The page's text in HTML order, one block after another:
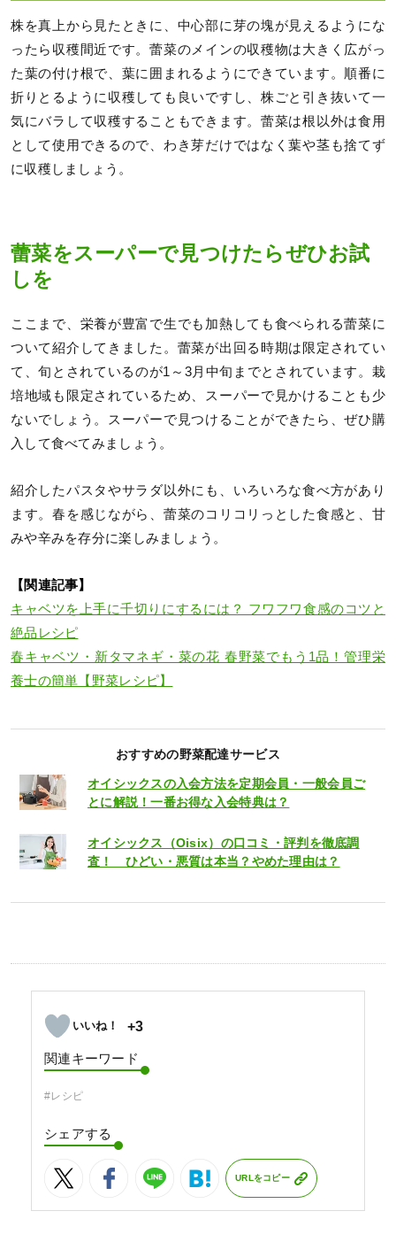
株を真上から見たときに、中心部に芽の塊が見えるようにな
ったら収穫間近です。蕾菜のメインの収穫物は大きく広がっ
た葉の付け根で、葉に囲まれるようにできています。順番に
折りとるように収穫しても良いですし、株ごと引き抜いて一
気にバラして収穫することもできます。蕾菜は根以外は食用
として使用できるので、わき芽だけではなく葉や茎も捨てず
に収穫しましょう。
蕾菜をスーパーで見つけたらぜひお試
しを
ここまで、栄養が豊富で生でも加熱しても食べられる蕾菜に
ついて紹介してきました。蕾菜が出回る時期は限定されてい
て、旬とされているのが1～3月中旬までとされています。栽
培地域も限定されているため、スーパーで見かけることも少
ないでしょう。スーパーで見つけることができたら、ぜひ購
入して食べてみましょう。
紹介したパスタやサラダ以外にも、いろいろな食べ方があり
ます。春を感じながら、蕾菜のコリコリっとした食感と、甘
みや辛みを存分に楽しみましょう。
【関連記事】
キャベツを上手に千切りにするには？ フワフワ食感のコツと
絶品レシピ
春キャベツ・新タマネギ・菜の花 春野菜でもう1品！管理栄
養士の簡単【野菜レシピ】
おすすめの野菜配達サービス
オイシックスの入会方法を定期会員・一般会員ご
とに解説！一番お得な入会特典は？
オイシックス（Oisix）の口コミ・評判を徹底調
査！ ひどい・悪質は本当？やめた理由は？
+3
関連キーワード
#レシピ
シェアする
URLをコピー